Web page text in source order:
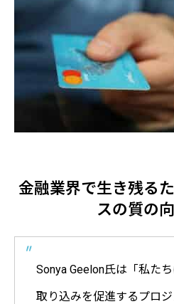
金融業界で生き残る
スの質の
Sonya Geelon氏は「私た
取り込みを促進するプロ